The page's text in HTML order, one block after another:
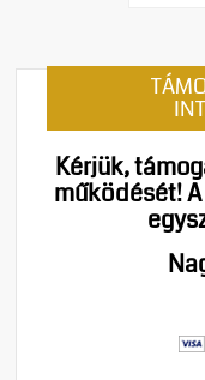
Kérjük,
működését!